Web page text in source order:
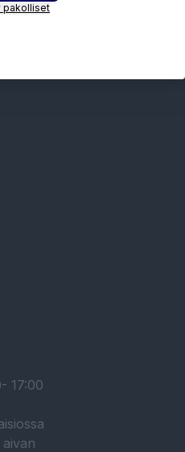
17:00
pakolliset